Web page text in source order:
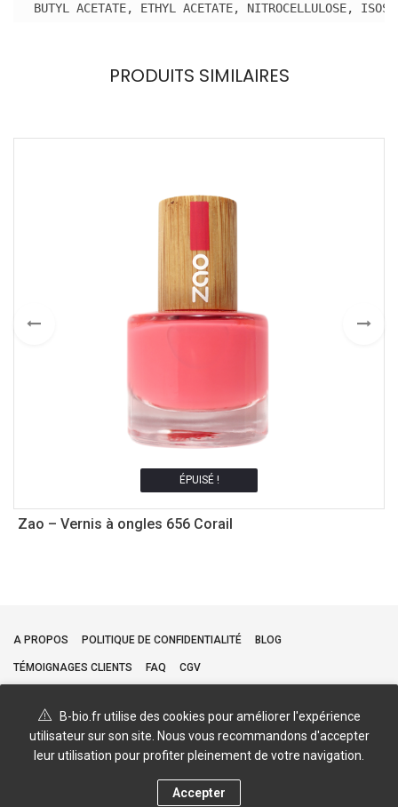
BUTYL ACETATE, ETHYL ACETATE, NITROCELLULOSE,
PRODUITS SIMILAIRES
ÉPUISÉ !
Zao – Vernis à ongles 656 Corail
A PROPOS POLITIQUE DE CONFIDENTIALITÉ BLOG
TÉMOIGNAGES CLIENTS FAQ CGV
B-bio.fr utilise des cookies pour améliorer l'expérience
utilisateur sur son site. Nous vous recommandons d'accepter
leur utilisation pour profiter pleinement de votre navigation.
Accepter